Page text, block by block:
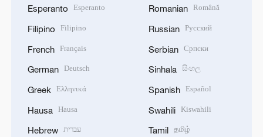
Esperanto Esperanto
Filipino Filipino
French Français
German Deutsch
Greek Ελληνικά
Hausa Hausa
Hebrew עברית
Romanian Română
Russian Русский
Serbian Српски
Sinhala සිංහල
Spanish Español
Swahili Kiswahili
Tamil தமிழ்